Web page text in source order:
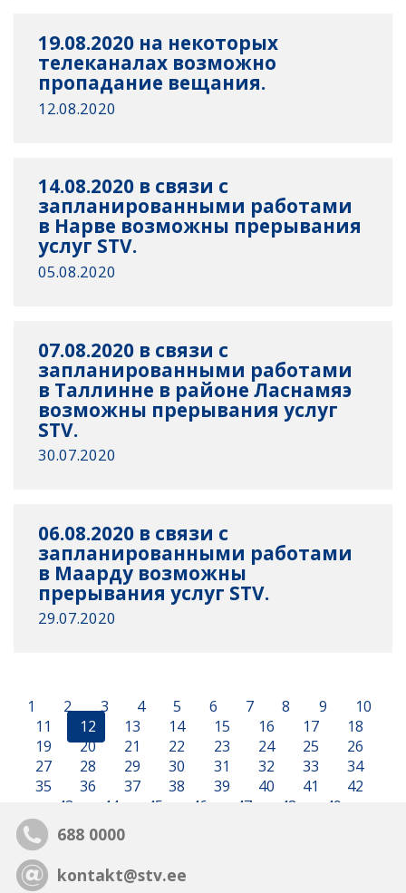
19.08.2020 на некоторых
телеканалах возможно
пропадание вещания.
12.08.2020
14.08.2020 в связи с
запланированными работами
в Нарве возможны прерывания
услуг STV.
05.08.2020
07.08.2020 в связи с
запланированными работами
в Таллинне в районе Ласнамяэ
возможны прерывания услуг
STV.
30.07.2020
06.08.2020 в связи с
запланированными работами
в Маарду возможны
прерывания услуг STV.
29.07.2020
1 2 3 4 5 6 7 8 9
10
11
12 13 14 15 16 17
18
19
20 21 22 23 24 25
26
27
28 29 30 31 32 33
34
35
36 37 38 39 40 41
42
43
44 45 46 47 48 49
688 0000
kontakt@stv.ee